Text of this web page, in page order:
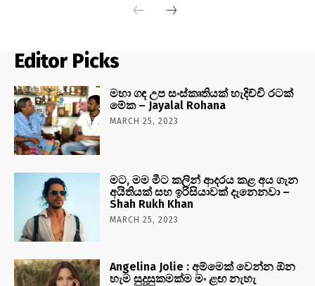
Editor Picks
මහා ගඳ උප සංස්කෘතියක් හැදිච්චි රටක්
මේක – Jayalal Rohana
MARCH 25, 2023
මට, මම මීට කලින් ආදරය කළ අය ගැන
අයිතියක් සහ ඉරිසියාවක් දැනෙනවා –
Shah Rukh Khan
MARCH 25, 2023
Angelina Jolie : අම්මෙක් වෙන්න ඕන
හැම සුදුසුකමක්ම මං ළඟ නැහැ